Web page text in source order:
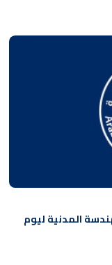
المدنية ليوم